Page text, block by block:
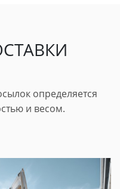
определяется
и весом.